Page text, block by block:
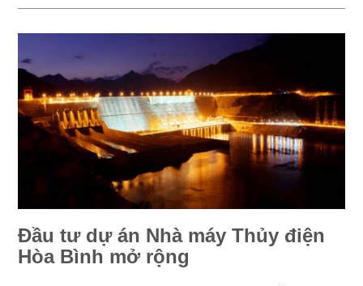
Đầu tư dự án Nhà máy Thủy điện
Hòa Bình mở rộng